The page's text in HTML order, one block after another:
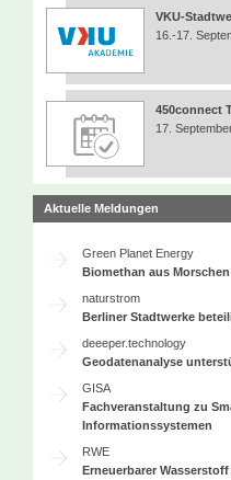
VKU-
16.-17.
450connect
17.
Aktuelle Meldungen
Green Planet Energy
Biomethan aus Morschen
naturstrom
Berliner Stadtwerke
deeeper.technology
Geodatenanalyse
GISA
Fachveranstaltung zu
Informationssystemen
RWE
Erneuerbarer